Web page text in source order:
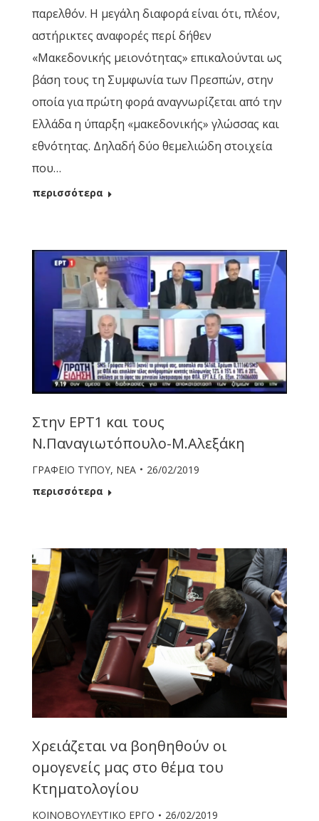
παρελθόν. Η μεγάλη διαφορά είναι ότι, πλέον,
αστήρικτες αναφορές περί δήθεν
«Μακεδονικής μειονότητας» επικαλούνται ως
βάση τους τη Συμφωνία των Πρεσπών, στην
οποία για πρώτη φορά αναγνωρίζεται από την
Ελλάδα η ύπαρξη «μακεδονικής» γλώσσας και
εθνότητας. Δηλαδή δύο θεμελιώδη στοιχεία
που…
περισσότερα
Στην ΕΡΤ1 και τους
Ν.Παναγιωτόπουλο-Μ.Αλεξάκη
ΓΡΑΦΕΙΟ ΤΥΠΟΥ, ΝΕΑ
26/02/2019
περισσότερα
Χρειάζεται να βοηθηθούν οι
ομογενείς μας στο θέμα του
Κτηματολογίου
ΚΟΙΝΟΒΟΥΛΕΥΤΙΚΟ ΕΡΓΟ 26/02/2019